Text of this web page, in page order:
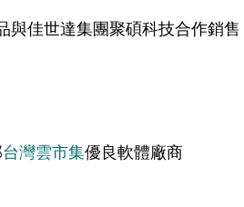
與佳世達集團聚碩科技合作銷
台灣雲市集優良軟體廠商